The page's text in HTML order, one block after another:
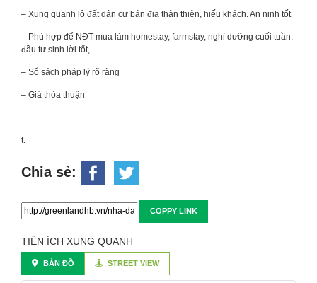
– Xung quanh lô đất dân cư bản địa thân thiện, hiếu khách. An ninh tốt
– Phù hợp để NĐT mua làm homestay, farmstay, nghỉ dưỡng cuối tuần,
đầu tư sinh lời tốt,…
– Sổ sách pháp lý rõ ràng
– Giá thỏa thuận
t.
Chia sẻ:
COPPY LINK
TIỆN ÍCH XUNG QUANH
BẢN ĐỒ STREET VIEW